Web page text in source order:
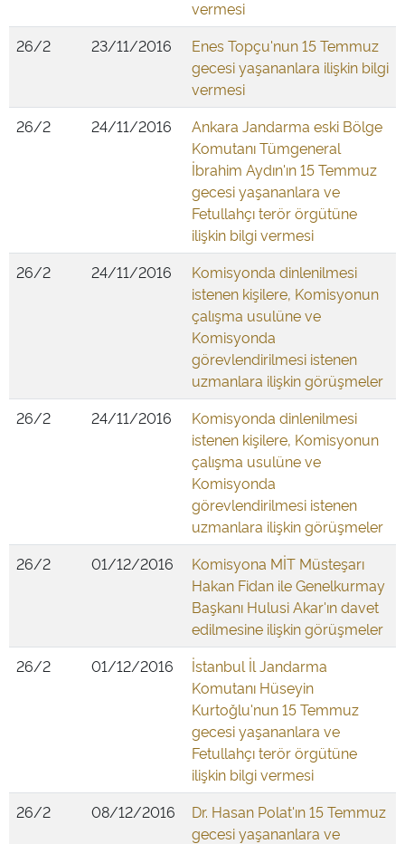
vermesi
26/2
23/11/2016
Enes Topçu'nun 15 Temmuz
gecesi yaşananlara ilişkin bilgi
vermesi
26/2
24/11/2016
Ankara Jandarma eski Bölge
Komutanı Tümgeneral
İbrahim Aydın'ın 15 Temmuz
gecesi yaşananlara ve
Fetullahçı terör örgütüne
ilişkin bilgi vermesi
26/2
24/11/2016
Komisyonda dinlenilmesi
istenen kişilere, Komisyonun
çalışma usulüne ve
Komisyonda
görevlendirilmesi istenen
uzmanlara ilişkin görüşmeler
26/2
24/11/2016
Komisyonda dinlenilmesi
istenen kişilere, Komisyonun
çalışma usulüne ve
Komisyonda
görevlendirilmesi istenen
uzmanlara ilişkin görüşmeler
26/2
01/12/2016
Komisyona MİT Müsteşarı
Hakan Fidan ile Genelkurmay
Başkanı Hulusi Akar'ın davet
edilmesine ilişkin görüşmeler
26/2
01/12/2016
İstanbul İl Jandarma
Komutanı Hüseyin
Kurtoğlu'nun 15 Temmuz
gecesi yaşananlara ve
Fetullahçı terör örgütüne
ilişkin bilgi vermesi
26/2
08/12/2016
Dr. Hasan Polat'ın 15 Temmuz
gecesi yaşananlara ve